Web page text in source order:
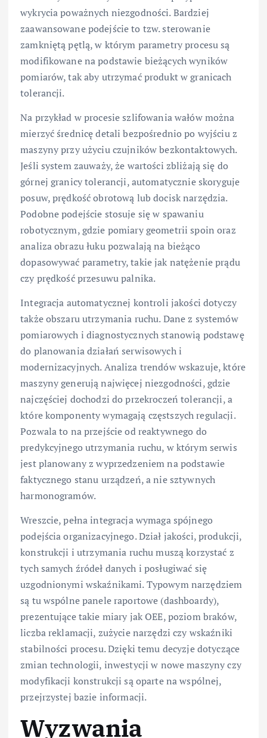
wykrycia poważnych niezgodności. Bardziej
zaawansowane podejście to tzw. sterowanie
zamkniętą pętlą, w którym parametry procesu są
modifikowane na podstawie bieżących wyników
pomiarów, tak aby utrzymać produkt w granicach
tolerancji.
Na przykład w procesie szlifowania wałów można
mierzyć średnicę detali bezpośrednio po wyjściu z
maszyny przy użyciu czujników bezkontaktowych.
Jeśli system zauważy, że wartości zbliżają się do
górnej granicy tolerancji, automatycznie skoryguje
posuw, prędkość obrotową lub docisk narzędzia.
Podobne podejście stosuje się w spawaniu
robotycznym, gdzie pomiary geometrii spoin oraz
analiza obrazu łuku pozwalają na bieżąco
dopasowywać parametry, takie jak natężenie prądu
czy prędkość przesuwu palnika.
Integracja automatycznej kontroli jakości dotyczy
także obszaru utrzymania ruchu. Dane z systemów
pomiarowych i diagnostycznych stanowią podstawę
do planowania działań serwisowych i
modernizacyjnych. Analiza trendów wskazuje, które
maszyny generują najwięcej niezgodności, gdzie
najczęściej dochodzi do przekroczeń tolerancji, a
które komponenty wymagają częstszych regulacji.
Pozwala to na przejście od reaktywnego do
predykcyjnego utrzymania ruchu, w którym serwis
jest planowany z wyprzedzeniem na podstawie
faktycznego stanu urządzeń, a nie sztywnych
harmonogramów.
Wreszcie, pełna integracja wymaga spójnego
podejścia organizacyjnego. Dział jakości, produkcji,
konstrukcji i utrzymania ruchu muszą korzystać z
tych samych źródeł danych i posługiwać się
uzgodnionymi wskaźnikami. Typowym narzędziem
są tu wspólne panele raportowe (dashboardy),
prezentujące takie miary jak OEE, poziom braków,
liczba reklamacji, zużycie narzędzi czy wskaźniki
stabilności procesu. Dzięki temu decyzje dotyczące
zmian technologii, inwestycji w nowe maszyny czy
modyfikacji konstrukcji są oparte na wspólnej,
przejrzystej bazie informacji.
Wyzwania